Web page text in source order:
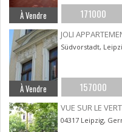
À Vendre 171000
JOLI
Südvorstadt,
À Vendre 157000
VUE SUR LE VERT
04317 Leipzig,